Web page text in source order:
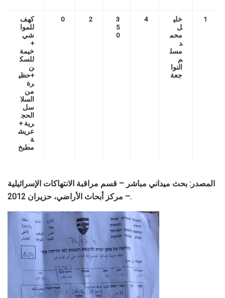
1
خلي
ل
محم
د
مسل
م
النوا
جعة
4
3
5
0
2
0
كهف
للموا
شي
+
خيمة
للسك
ن
+حظي
رة
من
السلا
سل
الحج
رية +
عريش
ة
مطبخ
المصدر: بحث ميداني مباشر – قسم مراقبة الانتهاكات الإسرائيلية
– مركز أبحاث الأراضي، حزيران 2012.